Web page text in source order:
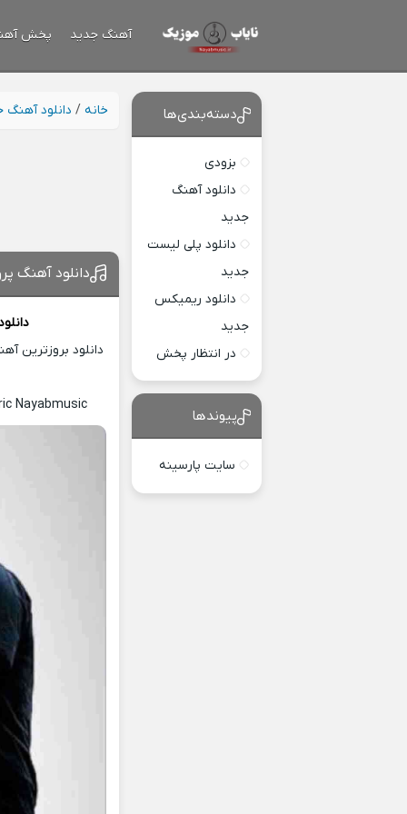
آهنگ جدید پخش
خانه / دانلود آهنگ
دانلود آهنگ
دانلود بروزترین
Nayabmusic
دسته‌بندی‌ها
بزودی
دانلود آهنگ
جدید
دانلود پلی لیست
جدید
دانلود ریمیکس
جدید
در انتظار پخش
پیوندها
سایت پارسینه